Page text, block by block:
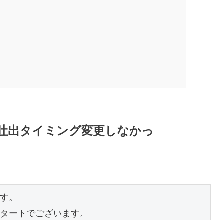
出タイミング変更しなかっ
。
ートでございます。